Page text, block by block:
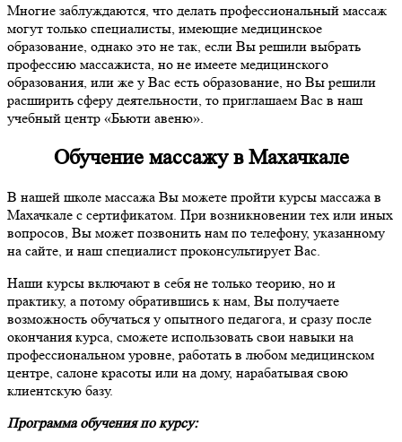
Многие заблуждаются, что делать профессиональный массаж
могут только специалисты, имеющие медицинское
образование, однако это не так, если Вы решили выбрать
профессию массажиста, но не имеете медицинского
образования, или же у Вас есть образование, но Вы решили
расширить сферу деятельности, то приглашаем Вас в наш
учебный центр «Бьюти авеню».
Обучение массажу в Махачкале
В нашей школе массажа Вы можете пройти курсы массажа в
Махачкале с сертификатом. При возникновении тех или иных
вопросов, Вы может позвонить нам по телефону, указанному
на сайте, и наш специалист проконсультирует Вас.
Наши курсы включают в себя не только теорию, но и
практику, а потому обратившись к нам, Вы получаете
возможность обучаться у опытного педагога, и сразу после
окончания курса, сможете использовать свои навыки на
профессиональном уровне, работать в любом медицинском
центре, салоне красоты или на дому, нарабатывая свою
клиентскую базу.
Программа обучения по курсу: